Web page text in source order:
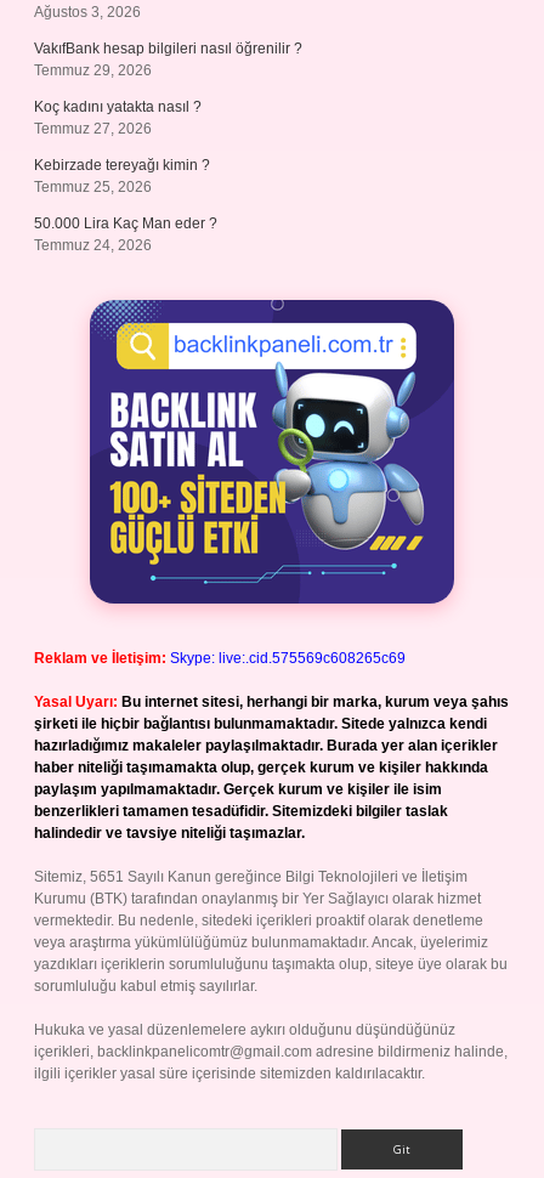
Ağustos 3, 2026
VakıfBank hesap bilgileri nasıl öğrenilir ?
Temmuz 29, 2026
Koç kadını yatakta nasıl ?
Temmuz 27, 2026
Kebirzade tereyağı kimin ?
Temmuz 25, 2026
50.000 Lira Kaç Man eder ?
Temmuz 24, 2026
Reklam ve İletişim: Skype: live:.cid.575569c608265c69
Yasal Uyarı: Bu internet sitesi, herhangi bir marka, kurum veya şahıs
şirketi ile hiçbir bağlantısı bulunmamaktadır. Sitede yalnızca kendi
hazırladığımız makaleler paylaşılmaktadır. Burada yer alan içerikler
haber niteliği taşımamakta olup, gerçek kurum ve kişiler hakkında
paylaşım yapılmamaktadır. Gerçek kurum ve kişiler ile isim
benzerlikleri tamamen tesadüfidir. Sitemizdeki bilgiler taslak
halindedir ve tavsiye niteliği taşımazlar.
Sitemiz, 5651 Sayılı Kanun gereğince Bilgi Teknolojileri ve İletişim
Kurumu (BTK) tarafından onaylanmış bir Yer Sağlayıcı olarak hizmet
vermektedir. Bu nedenle, sitedeki içerikleri proaktif olarak denetleme
veya araştırma yükümlülüğümüz bulunmamaktadır. Ancak, üyelerimiz
yazdıkları içeriklerin sorumluluğunu taşımakta olup, siteye üye olarak bu
sorumluluğu kabul etmiş sayılırlar.
Hukuka ve yasal düzenlemelere aykırı olduğunu düşündüğünüz
içerikleri, backlinkpanelicomtr@gmail.com adresine bildirmeniz halinde,
ilgili içerikler yasal süre içerisinde sitemizden kaldırılacaktır.